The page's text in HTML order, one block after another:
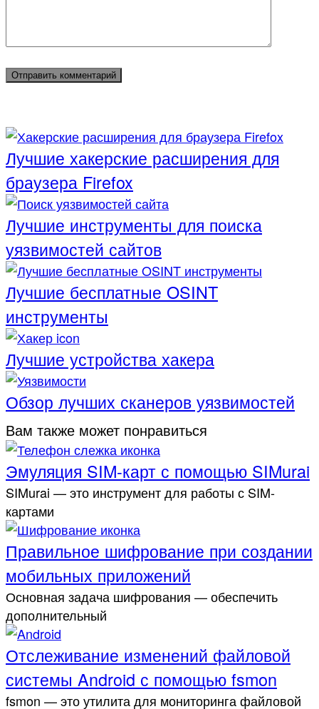
Лучшие хакерские расширения для
браузера Firefox
Лучшие инструменты для поиска
уязвимостей сайтов
Лучшие бесплатные OSINT
инструменты
Лучшие устройства хакера
Обзор лучших сканеров уязвимостей
Вам также может понравиться
Эмуляция SIM-карт с помощью SIMurai
SIMurai — это инструмент для работы с SIM-
картами
Правильное шифрование при создании
мобильных приложений
Основная задача шифрования — обеспечить
дополнительный
Отслеживание изменений файловой
системы Android с помощью fsmon
fsmon — это утилита для мониторинга файловой